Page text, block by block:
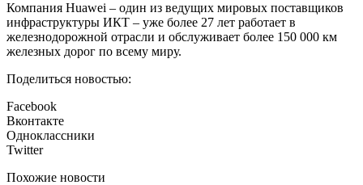
Компания Huawei – один из ведущих мировых поставщиков
инфраструктуры ИКТ – уже более 27 лет работает в
железнодорожной отрасли и обслуживает более 150 000 км
железных дорог по всему миру.
Поделиться новостью:
Facebook
Вконтакте
Одноклассники
Twitter
Похожие новости